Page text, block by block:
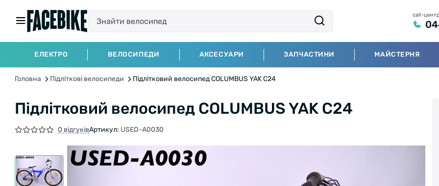
call-
ЕЛЕКТРО ВЕЛОСИПЕДИ АКСЕСУАРИ ЗАПЧАСТИНИ МАЙСТЕРНЯ
Головна Підліткові велосипеди Підлітковий велосипед COLUMBUS YAK C24
Підлітковий велосипед COLUMBUS YAK C24
0 відгуківАртикул: USED-A0030